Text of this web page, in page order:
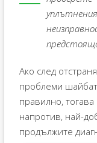
Ако след
проблеми
правилно, тогава
напротив, най-
продължите